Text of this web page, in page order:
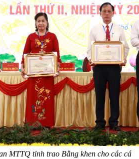
MTTQ tỉnh trao Bằng khen cho các cá